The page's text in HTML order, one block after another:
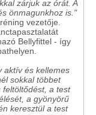
zárjuk az órát. A
önmagunkhoz is."
vezetője.
Bellyfittel - így
aktív és kellemes
sokkal többet
feltöltődést, a test
a gyönyörű
keresztül a test